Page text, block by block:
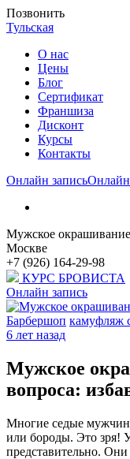
Позвонить
Тульская
О нас
Цены
Блог
Cертификат
Франшиза
Дисконт
Курсы
Контакты
Онлайн записьОнлайн
Мужское
Москве
+7 (926) 164-29-98
КУРС БРОВИСТА
Онлайн запись
Барбершоп камуфляж
6 лет назад
Мужское
вопроса:
Многие седые
или бороды. Это зря!
представительно.